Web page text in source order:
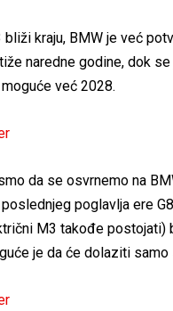
kraju, BMW je već
naredne godine, dok
već 2028.
da se osvrnemo na
poglavlja ere
M3 takođe
je da će dolaziti